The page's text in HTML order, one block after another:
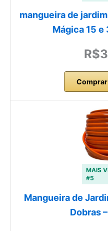
mangueira de
Mágica 15
MAIS
#5
Mangueira de
Dobras